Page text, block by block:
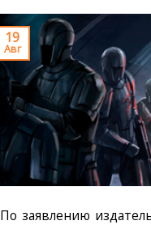
19
Авг
По заявлению